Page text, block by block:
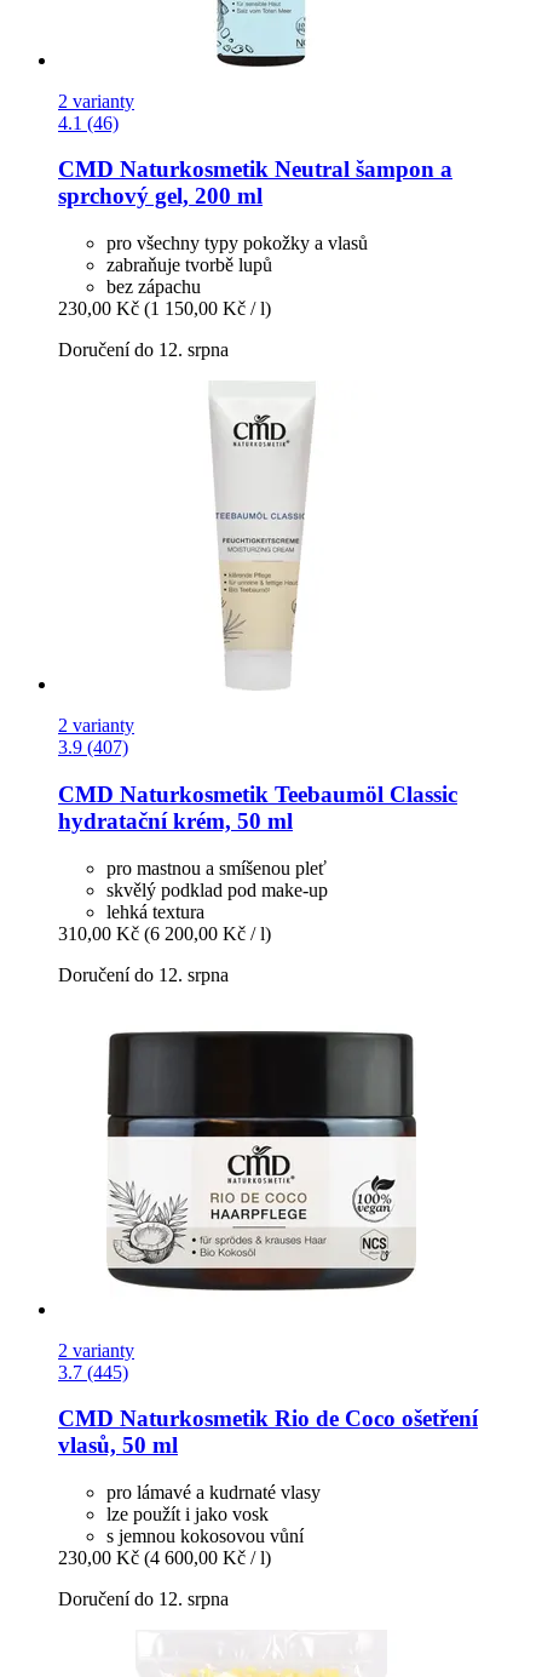
2 varianty
4.1 (46)
CMD Naturkosmetik Neutral šampon a
sprchový gel, 200 ml
pro všechny typy pokožky a vlasů
zabraňuje tvorbě lupů
bez zápachu
230,00 Kč (1 150,00 Kč / l)
Doručení do 12. srpna
2 varianty
3.9 (407)
CMD Naturkosmetik Teebaumöl Classic
hydratační krém, 50 ml
pro mastnou a smíšenou pleť
skvělý podklad pod make-up
lehká textura
310,00 Kč (6 200,00 Kč / l)
Doručení do 12. srpna
2 varianty
3.7 (445)
CMD Naturkosmetik Rio de Coco ošetření
vlasů, 50 ml
pro lámavé a kudrnaté vlasy
lze použít i jako vosk
s jemnou kokosovou vůní
230,00 Kč (4 600,00 Kč / l)
Doručení do 12. srpna